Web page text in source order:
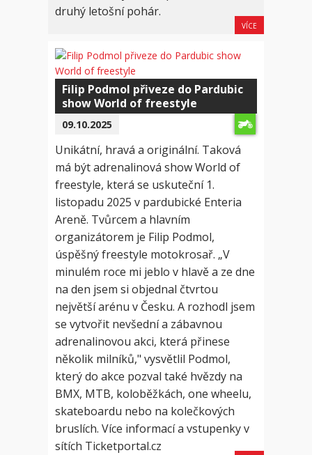
druhý letošní pohár.
VÍCE
Filip Podmol přiveze do Pardubic
show World of freestyle
09.10.2025
Unikátní, hravá a originální. Taková
má být adrenalinová show World of
freestyle, která se uskuteční 1.
listopadu 2025 v pardubické Enteria
Areně. Tvůrcem a hlavním
organizátorem je Filip Podmol,
úspěšný freestyle motokrosař. „V
minulém roce mi jeblo v hlavě a ze dne
na den jsem si objednal čtvrtou
největší arénu v Česku. A rozhodl jsem
se vytvořit nevšední a zábavnou
adrenalinovou akci, která přinese
několik milníků," vysvětlil Podmol,
který do akce pozval také hvězdy na
BMX, MTB, koloběžkách, one wheelu,
skateboardu nebo na kolečkových
bruslích. Více informací a vstupenky v
sítích Ticketportal.cz